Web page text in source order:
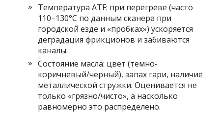
Температура ATF: при перегреве (часто
110–130°C по данным сканера при
городской езде и «пробках») ускоряется
деградация фрикционов и забиваются
каналы.
Состояние масла: цвет (темно-
коричневый/черный), запах гари, наличие
металлической стружки. Оценивается не
только «грязно/чисто», а насколько
равномерно это распределено.